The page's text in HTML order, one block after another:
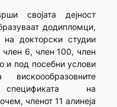
својата дејност
додипломци,
на докторски студии
6, член 100, член
и под посебни услови
на
членот 11 алинеја